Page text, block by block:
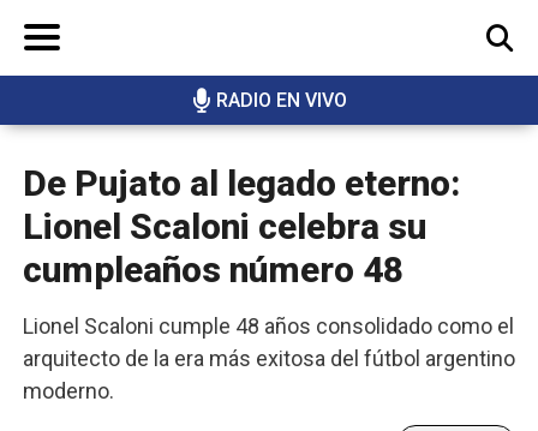
RADIO EN VIVO
BUSCAR
De Pujato al legado eterno:
Lionel Scaloni celebra su
cumpleaños número 48
Lionel Scaloni cumple 48 años consolidado como el
arquitecto de la era más exitosa del fútbol argentino
moderno.